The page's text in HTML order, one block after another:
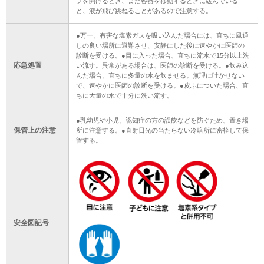
と、液が飛び跳ねることがあるので注意する。
応急処置
●万一、有害な塩素ガスを吸い込んだ場合には、直ちに風通
しの良い場所に避難させ、安静にした後に速やかに医師の
診断を受ける。●目に入った場合、直ちに流水で15分以上洗
い流す。異常がある場合は、医師の診断を受ける。●飲み込
んだ場合、直ちに多量の水を飲ませる。無理に吐かせない
で、速やかに医師の診断を受ける。●皮ふについた場合、直
ちに大量の水で十分に洗い流す。
保管上の注意
●乳幼児や小児、認知症の方の誤飲などを防ぐため、置き場
所に注意する。●直射日光の当たらない冷暗所に密栓して保
管する。
安全図記号